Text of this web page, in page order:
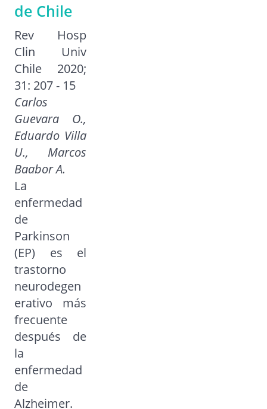
de Chile
Rev Hosp
Clin Univ
Chile 2020;
31: 207 - 15
Carlos
Guevara O.,
Eduardo Villa
U., Marcos
Baabor A.
La
enfermedad
de
Parkinson
(EP) es el
trastorno
neurodegen
erativo más
frecuente
después de
la
enfermedad
de
Alzheimer.